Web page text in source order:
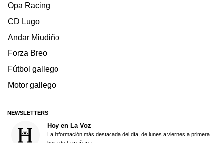
Opa Racing
CD Lugo
Andar Miudiño
Forza Breo
Fútbol gallego
Motor gallego
NEWSLETTERS
Hoy en La Voz
La información más destacada del día, de lunes a viernes a primera